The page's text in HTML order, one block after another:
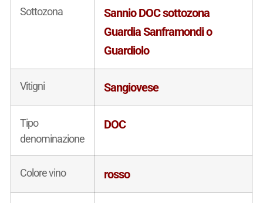
Sottozona
Sannio DOC sottozona
Guardia Sanframondi o
Guardiolo
Vitigni Sangiovese
Tipo
denominazione
DOC
Colore vino rosso